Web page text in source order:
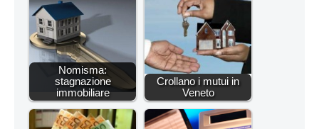
Nomisma:
stagnazione
immobiliare
Crollano i mutui in
Veneto